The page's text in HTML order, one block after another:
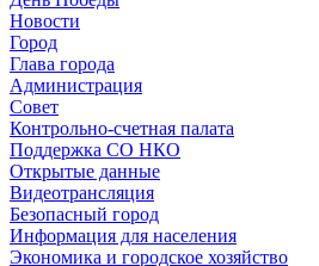
Новости
Город
Глава города
Администрация
Совет
Контрольно-счетная палата
Поддержка СО НКО
Открытые данные
Видеотрансляция
Безопасный город
Информация для населения
Экономика и городское хозяйство